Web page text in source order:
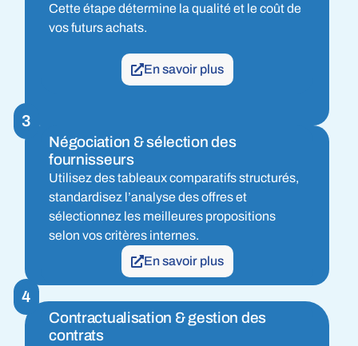
Cette étape détermine la qualité et le coût de
vos futurs achats.
En savoir plus
3
Négociation & sélection des
fournisseurs
Utilisez des tableaux comparatifs structurés,
standardisez l’analyse des offres et
sélectionnez les meilleures propositions
selon vos critères internes.
En savoir plus
4
Contractualisation & gestion des
contrats